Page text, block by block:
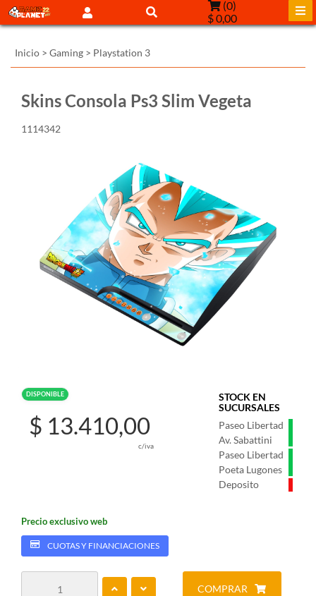
(0)
$ 0,00
Inicio > Gaming > Playstation 3
Skins Consola Ps3 Slim Vegeta
1114342
DISPONIBLE
STOCK EN
SUCURSALES
Paseo Libertad
Av. Sabattini
Paseo Libertad
Poeta Lugones
Deposito
$ 13.410,00
c/iva
Precio exclusivo web
CUOTAS Y FINANCIACIONES
COMPRAR